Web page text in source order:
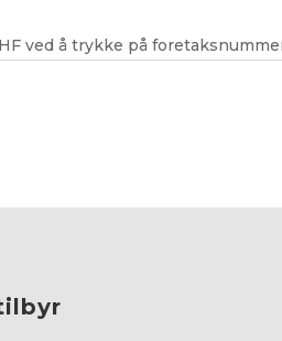
ved å trykke på